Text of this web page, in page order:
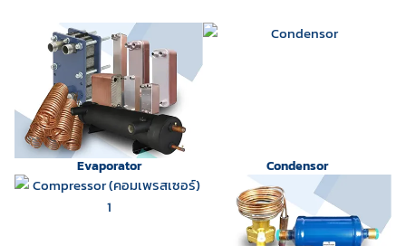
Evaporator Condensor